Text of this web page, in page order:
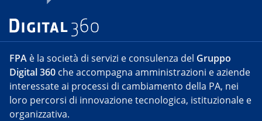
FPA è la società di servizi e consulenza del Gruppo
Digital 360 che accompagna amministrazioni e aziende
interessate ai processi di cambiamento della PA, nei
loro percorsi di innovazione tecnologica, istituzionale e
organizzativa.